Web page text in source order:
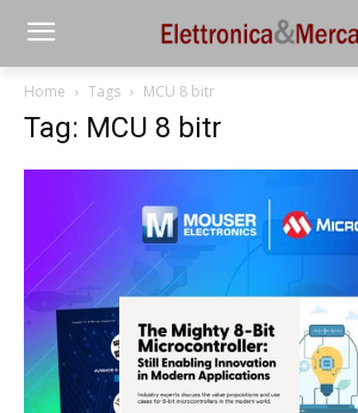
Home Tags MCU 8 bitr
Tag: MCU 8 bitr